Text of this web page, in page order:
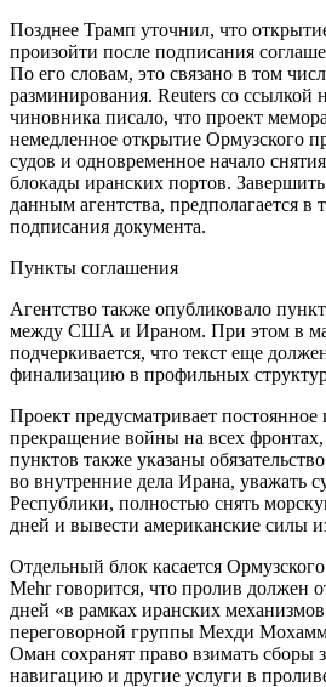
Позднее Трамп уточнил, что
произойти после подписания
По его словам, это связано в том
разминирования. Reuters со ссылкой
чиновника писало, что проект
немедленное открытие Ормузского
судов и одновременное начало
блокады иранских портов.
данным агентства, предполагается в
подписания документа.
Пункты соглашения
Агентство также опубликовало
между США и Ираном. При этом в
подчеркивается, что текст еще
финализацию в профильных
Проект предусматривает постоянное
прекращение войны на всех
пунктов также указаны
во внутренние дела Ирана, уважать
Республики, полностью снять
дней и вывести американские силы
Отдельный блок касается
Mehr говорится, что пролив должен
дней «в рамках иранских
переговорной группы Мехди
Оман сохранят право взимать сборы
навигацию и другие услуги в